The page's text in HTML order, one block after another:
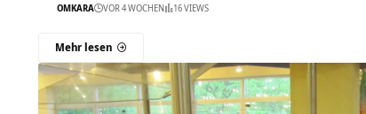
OMKARA VOR 4 WOCHEN 16 VIEWS
Mehr lesen